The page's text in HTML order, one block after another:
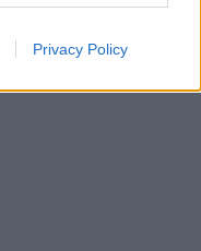
Privacy Policy